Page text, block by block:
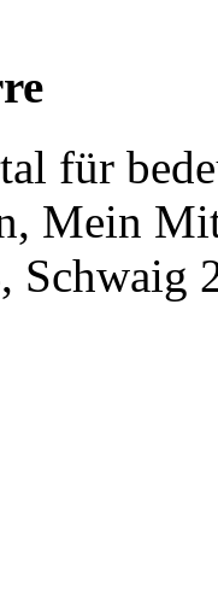
für
Mein
Schwaig